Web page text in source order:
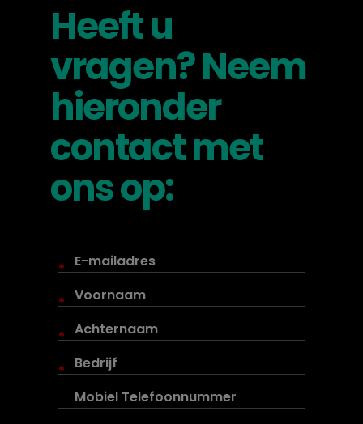
Heeft u
vragen? Neem
hieronder
contact met
ons op:
*
*
*
*